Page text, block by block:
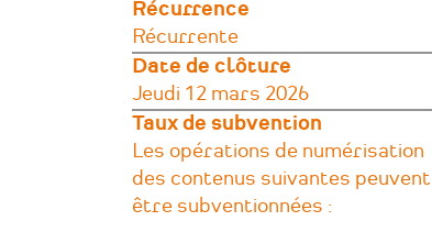
Récurrence
Récurrente
Date de clôture
Jeudi 12 mars 2026
Taux de subvention
Les opérations de numérisation
des contenus suivantes peuvent
être subventionnées :